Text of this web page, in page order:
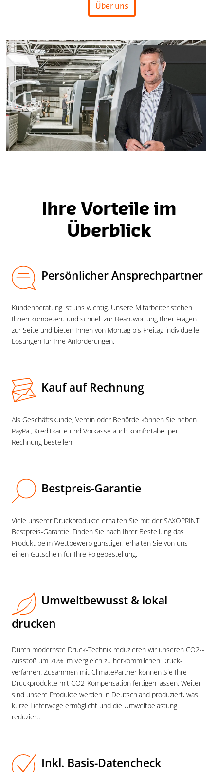
Über uns
Ihre Vorteile im
Überblick
Persönlicher Ansprechpartner
Kundenberatung ist uns wichtig. Unsere Mitarbeiter stehen
Ihnen kompetent und schnell zur Beantwortung Ihrer Fragen
zur Seite und bieten Ihnen von Montag bis Freitag individuelle
Lösungen für Ihre Anforderungen.
Kauf auf Rechnung
Als Geschäftskunde, Verein oder Behörde können Sie neben
PayPal, Kredit­karte und Vorkasse auch komfortabel per
Rechnung bestellen.
Bestpreis-Garantie
Viele unserer Druckprodukte erhalten Sie mit der SAXOPRINT
Bestpreis-Garantie. Finden Sie nach Ihrer Bestellung das
Produkt beim Wettbewerb günstiger, erhalten Sie von uns
einen Gutschein für Ihre Folgebestellung.
Umweltbewusst & lokal
drucken
Durch modernste Druck-Technik reduzieren wir unseren CO2-­
Ausstoß um 70% im Vergleich zu her­kömmlichen Druck­
verfahren. Zusammen mit ClimatePartner können Sie Ihre
Druck­produkte mit CO2-Kompensation fertigen lassen. Weiter
sind unsere Produkte werden in Deutschland produziert, was
kurze Lieferwege ermöglicht und die Umweltbelastung
reduziert.
Inkl. Basis-Datencheck